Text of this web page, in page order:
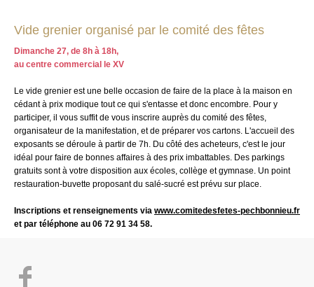
Vide grenier organisé par le comité des fêtes
Dimanche 27, de 8h à 18h,
au centre commercial le XV
Le vide grenier est une belle occasion de faire de la place à la maison en
cédant à prix modique tout ce qui s'entasse et donc encombre. Pour y
participer, il vous suffit de vous inscrire auprès du comité des fêtes,
organisateur de la manifestation, et de préparer vos cartons. L'accueil des
exposants se déroule à partir de 7h. Du côté des acheteurs, c'est le jour
idéal pour faire de bonnes affaires à des prix imbattables. Des parkings
gratuits sont à votre disposition aux écoles, collège et gymnase. Un point
restauration-buvette proposant du salé-sucré est prévu sur place.
Inscriptions et renseignements via www.comitedesfetes-pechbonnieu.fr
et par téléphone au 06 72 91 34 58.